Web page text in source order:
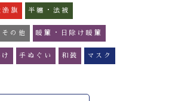
漁旗 半纏・法被
その他 暖簾・日除け暖簾
手ぬぐい 和装 マスク